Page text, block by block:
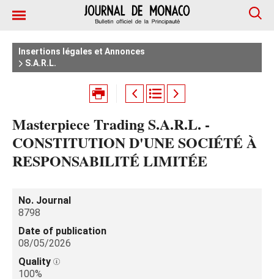
Insertions légales et Annonces
S.A.R.L.
Masterpiece Trading S.A.R.L. -
CONSTITUTION D'UNE SOCIÉTÉ À
RESPONSABILITÉ LIMITÉE
No. Journal
8798
Date of publication
08/05/2026
Quality
100%